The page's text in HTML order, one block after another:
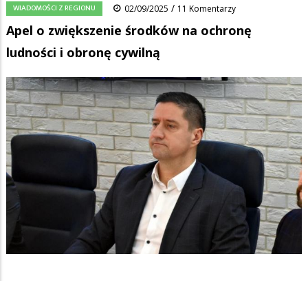
WIADOMOŚCI Z REGIONU 02/09/2025 / 11 Komentarzy
Apel o zwiększenie środków na ochronę
ludności i obronę cywilną